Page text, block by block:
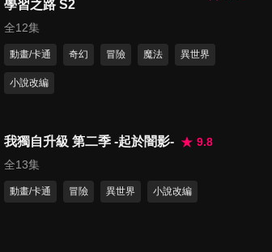
學習之路 S2
全12集
動畫/卡通 奇幻 冒險 魔法 異世界
小說改編
我獨自升級 第二季 -起於闇影-
9.8
全13集
動畫/卡通 冒險 異世界 小說改編